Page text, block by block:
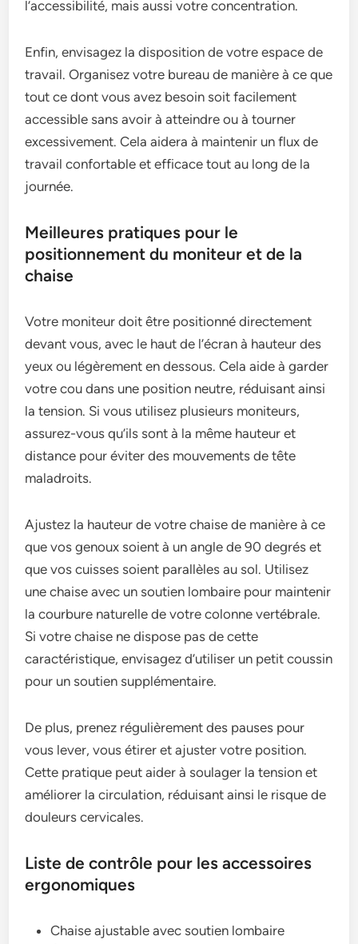
l’accessibilité, mais aussi votre concentration.
Enfin, envisagez la disposition de votre espace de
travail. Organisez votre bureau de manière à ce que
tout ce dont vous avez besoin soit facilement
accessible sans avoir à atteindre ou à tourner
excessivement. Cela aidera à maintenir un flux de
travail confortable et efficace tout au long de la
journée.
Meilleures pratiques pour le
positionnement du moniteur et de la
chaise
Votre moniteur doit être positionné directement
devant vous, avec le haut de l’écran à hauteur des
yeux ou légèrement en dessous. Cela aide à garder
votre cou dans une position neutre, réduisant ainsi
la tension. Si vous utilisez plusieurs moniteurs,
assurez-vous qu’ils sont à la même hauteur et
distance pour éviter des mouvements de tête
maladroits.
Ajustez la hauteur de votre chaise de manière à ce
que vos genoux soient à un angle de 90 degrés et
que vos cuisses soient parallèles au sol. Utilisez
une chaise avec un soutien lombaire pour maintenir
la courbure naturelle de votre colonne vertébrale.
Si votre chaise ne dispose pas de cette
caractéristique, envisagez d’utiliser un petit coussin
pour un soutien supplémentaire.
De plus, prenez régulièrement des pauses pour
vous lever, vous étirer et ajuster votre position.
Cette pratique peut aider à soulager la tension et
améliorer la circulation, réduisant ainsi le risque de
douleurs cervicales.
Liste de contrôle pour les accessoires
ergonomiques
Chaise ajustable avec soutien lombaire